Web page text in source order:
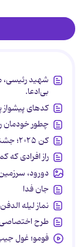
شهید رئیسی،
بی‌ادعا.
کدهای
چطور خودمان را از نظر
کن ۲۰۲۵؛ جشنواره‌ای علیه خانواده
راز افرادی که
دورود،
جان فدا
نماز لیله
طرح اختصاصی
فومو؛ غول